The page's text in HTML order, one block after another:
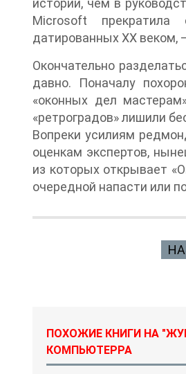
истории, чем в
Microsoft прекратила
датированных XX веком,
Окончательно
давно. Поначалу
«оконных дел
«ретроградов» лишили
Вопреки усилиям
оценкам экспертов,
из которых открывает
очередной напасти или
ПОХОЖИЕ КНИГИ НА
КОМПЬЮТЕРРА